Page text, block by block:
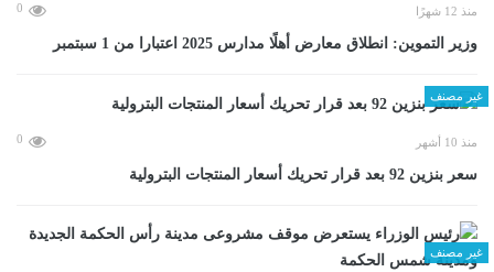
منذ 12 شهرًا 0
وزير التموين: انطلاق معارض أهلًا مدارس 2025 اعتبارا من 1 سبتمبر
غير مصنف
منذ 10 أشهر 0
سعر بنزين 92 بعد قرار تحريك أسعار المنتجات البترولية
غير مصنف